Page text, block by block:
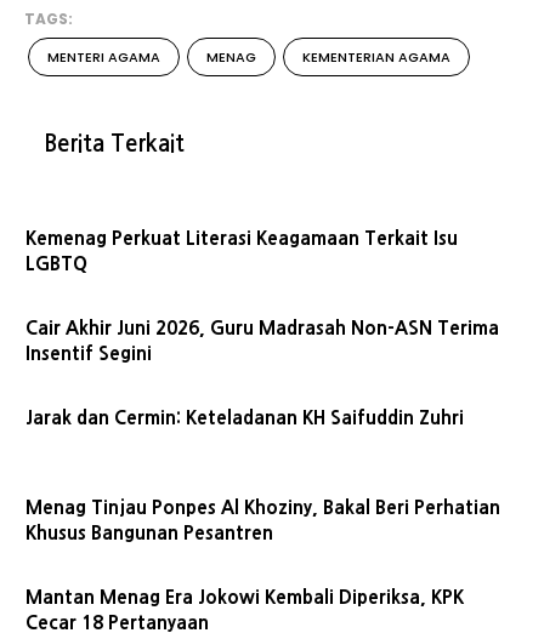
TAGS:
MENTERI AGAMA MENAG KEMENTERIAN AGAMA
Berita Terkait
Kemenag Perkuat Literasi Keagamaan Terkait Isu
LGBTQ
Cair Akhir Juni 2026, Guru Madrasah Non-ASN Terima
Insentif Segini
Jarak dan Cermin: Keteladanan KH Saifuddin Zuhri
Menag Tinjau Ponpes Al Khoziny, Bakal Beri Perhatian
Khusus Bangunan Pesantren
Mantan Menag Era Jokowi Kembali Diperiksa, KPK
Cecar 18 Pertanyaan